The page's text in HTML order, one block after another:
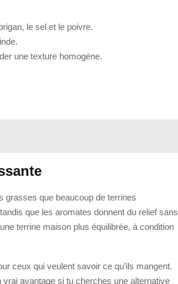
le sel et le poivre.
une texture homogène.
grasses que beaucoup de terrines
que les aromates donnent du relief sans
terrine maison plus équilibrée, à condition
ceux qui veulent savoir ce qu’ils mangent.
avantage si tu cherches une alternative